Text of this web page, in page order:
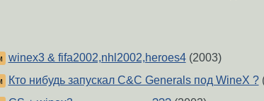
winex3 & fifa2002,nhl2002,heroes4(2003)
Кто нибудь запускал C&C Generals под WineX ?